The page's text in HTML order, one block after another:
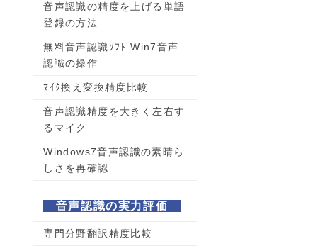
音声認識の精度を上げる単語
登録の方法
無料音声認識ｿﾌﾄ Win7音声
認識の操作
ﾏｲｸ換え変換精度比較
音声認識精度を大きく左右す
るマイク
Windows7音声認識の素晴ら
しさを再確認
音声認識の実力評価
専門分野翻訳精度比較